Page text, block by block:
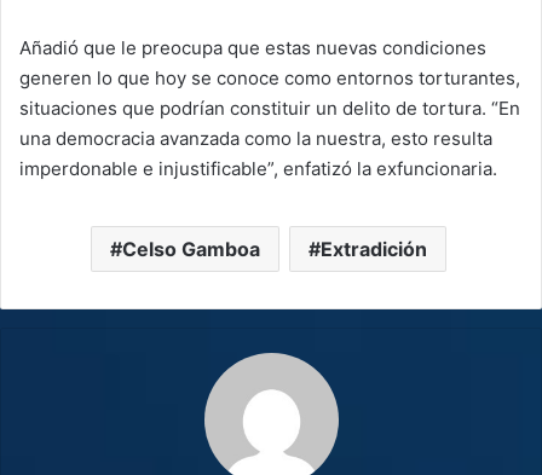
Añadió que le preocupa que estas nuevas condiciones
generen lo que hoy se conoce como entornos torturantes,
situaciones que podrían constituir un delito de tortura. “En
una democracia avanzada como la nuestra, esto resulta
imperdonable e injustificable”, enfatizó la exfuncionaria.
Celso Gamboa Extradición